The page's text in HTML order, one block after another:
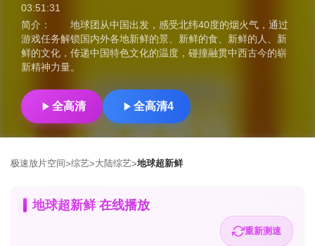
03:51:31
简介：
地球团从中国出发，感受北纬40度的烟火气，通过
游戏任务解锁国内外各地新鲜的景、新鲜的食、新鲜的人、新
鲜的文化，传递中国特色文化的温度，碰撞融贯中西古今的崭
新精神力量。
全高清 全高清4
极速放片空间>综艺>大陆综艺>地球超新鲜
地球超新鲜 在线播放
重新测速